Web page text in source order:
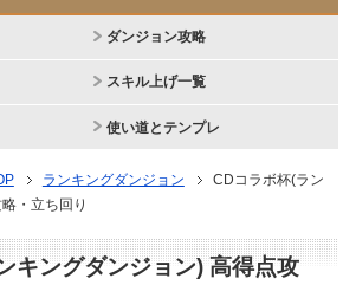
ダンジョン攻略
スキル上げ一覧
使い道とテンプレ
ランキングダンジョン
CDコラボ杯(ラン
・立ち回り
キングダンジョン) 高得点攻